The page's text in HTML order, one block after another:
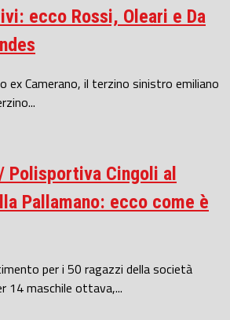
ecco Rossi, Oleari e Da
ex Camerano, il terzino sinistro emiliano
Polisportiva Cingoli al
Pallamano: ecco come è
per i 50 ragazzi della società
14 maschile ottava,...